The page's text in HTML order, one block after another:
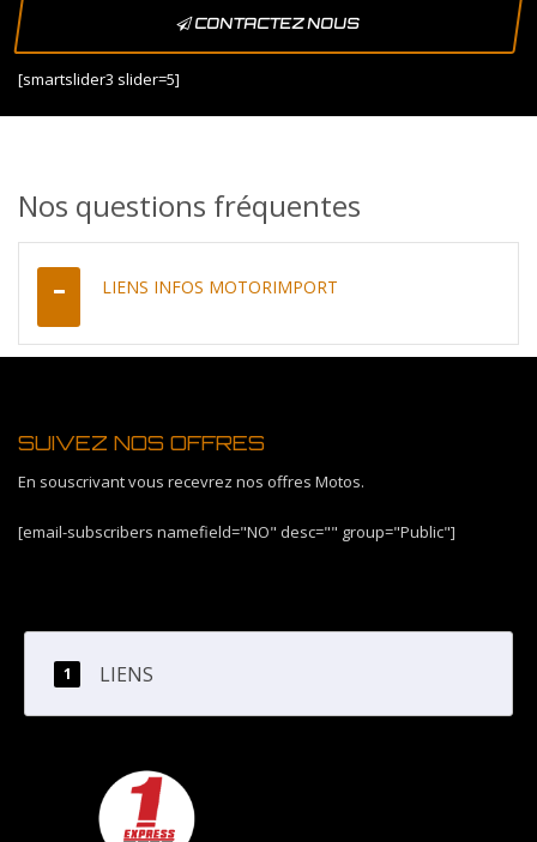
CONTACTEZ NOUS
[smartslider3 slider=5]
Nos questions fréquentes
LIENS INFOS MOTORIMPORT
SUIVEZ NOS OFFRES
En souscrivant vous recevrez nos offres Motos.
[email-subscribers namefield="NO" desc="" group="Public"]
LIENS